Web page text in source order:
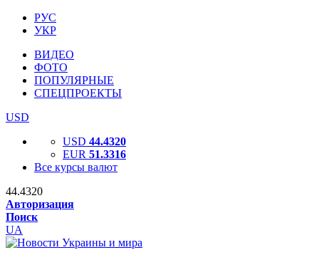
РУС
УКР
ВИДЕО
ФОТО
ПОПУЛЯРНЫЕ
СПЕЦПРОЕКТЫ
USD
USD 44.4320
EUR 51.3316
Все курсы валют
44.4320
Авторизация
Поиск
UA